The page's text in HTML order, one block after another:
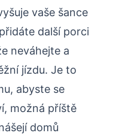
vaše šance
další porci
neváhejte a
jízdu. Je to
abyste se
možná příště
domů